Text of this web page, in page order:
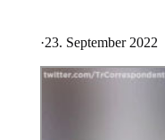
·23. September 2022